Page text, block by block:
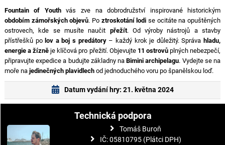
Fountain of Youthvás zve na dobrodružství inspirované historickým
obdobím zámořských objevů. Po ztroskotání lodi se ocitáte na opuštěných
ostrovech, kde se musíte naučit přežít. Od výroby nástrojů a stavby
přístřešků polov a boj s predátory– každý krok je důležitý. Správahladu,
energie a žízně je klíčová pro přežití. Objevujte 11 ostrovůplných nebezpečí,
připravujte expedice a budujte základny naBimini archipelagu. Vydejte se na
moře na jedinečných plavidlechod jednoduchého voru po španělskou loď.
Datum vydání hry: 21. května 2024
Technická podpora
Tomáš Buroň
IČ: 05810795 (Plátci DPH)